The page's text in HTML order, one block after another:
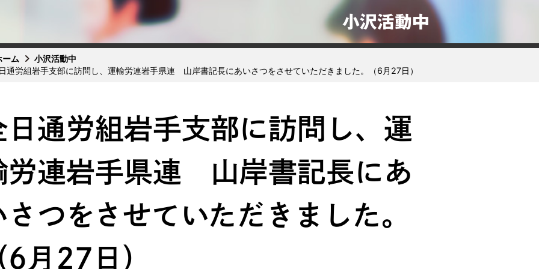
小沢活動中
ーム
小沢活動中
通労組岩手支部に訪問し、運輸労連岩手県連 山岸書記長にあいさつをさせていただきました。（6月27日）
日通労組岩手支部に訪問し、運
労連岩手県連 山岸書記長にあ
さつをさせていただきました。
6月27日）